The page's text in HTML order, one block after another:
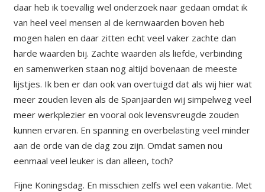
daar heb ik toevallig wel onderzoek naar gedaan omdat ik
van heel veel mensen al de kernwaarden boven heb
mogen halen en daar zitten echt veel vaker zachte dan
harde waarden bij. Zachte waarden als liefde, verbinding
en samenwerken staan nog altijd bovenaan de meeste
lijstjes. Ik ben er dan ook van overtuigd dat als wij hier wat
meer zouden leven als de Spanjaarden wij simpelweg veel
meer werkplezier en vooral ook levensvreugde zouden
kunnen ervaren. En spanning en overbelasting veel minder
aan de orde van de dag zou zijn. Omdat samen nou
eenmaal veel leuker is dan alleen, toch?
Fijne Koningsdag. En misschien zelfs wel een vakantie. Met